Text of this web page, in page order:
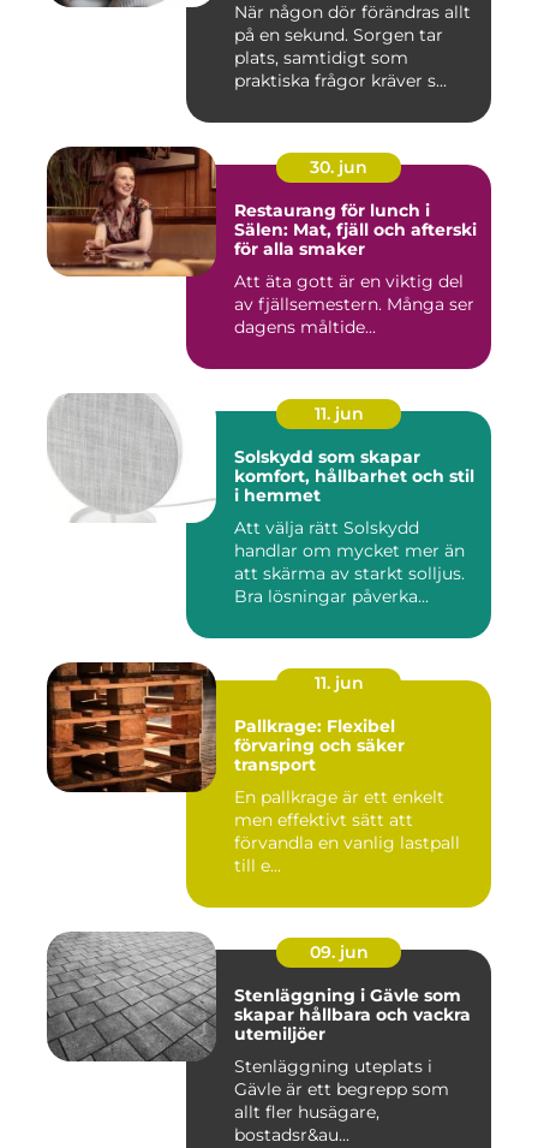
När någon dör förändras allt
på en sekund. Sorgen tar
plats, samtidigt som
praktiska frågor kräver s...
30. jun
Restaurang för lunch i
Sälen: Mat, fjäll och afterski
för alla smaker
Att äta gott är en viktig del
av fjällsemestern. Många ser
dagens måltide...
11. jun
Solskydd som skapar
komfort, hållbarhet och stil
i hemmet
Att välja rätt Solskydd
handlar om mycket mer än
att skärma av starkt solljus.
Bra lösningar påverka...
11. jun
Pallkrage: Flexibel
förvaring och säker
transport
En pallkrage är ett enkelt
men effektivt sätt att
förvandla en vanlig lastpall
till e...
09. jun
Stenläggning i Gävle som
skapar hållbara och vackra
utemiljöer
Stenläggning uteplats i
Gävle är ett begrepp som
allt fler husägare,
bostadsr&au...